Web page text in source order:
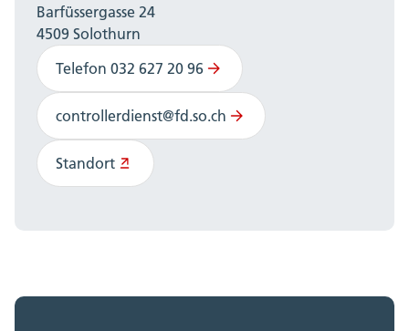
Barfüssergasse 24
4509 Solothurn
Telefon 032 627 20 96
controllerdienst@fd.so.ch
Standort